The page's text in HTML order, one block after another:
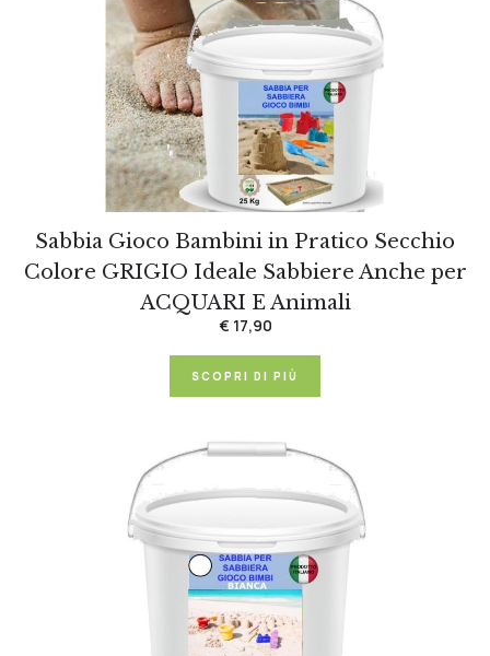
Sabbia Gioco Bambini in Pratico Secchio
Colore GRIGIO Ideale Sabbiere Anche per
ACQUARI E Animali
€ 17,90
SCOPRI DI PIÙ